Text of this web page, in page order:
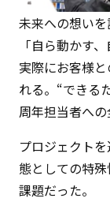
未来への想い
「自ら動かす
実際にお客様
れる。“できる
周年担当者へ
プロジェクト
態としての特
課題だった。